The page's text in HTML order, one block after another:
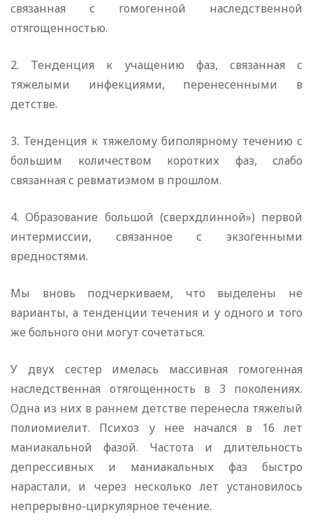
связанная с гомогенной наследственной
отягощенностью.
2. Тенденция к учащению фаз, связанная с
тяжелыми инфекциями, перенесенными в
детстве.
3. Тенденция к тяжелому биполярному течению с
большим количеством коротких фаз, слабо
связанная с ревматизмом в прошлом.
4. Образование большой (сверхдлинной») первой
интермиссии, связанное с экзогенными
вредностями.
Мы вновь подчеркиваем, что выделены не
варианты, а тенденции течения и у одного и того
же больного они могут сочетаться.
У двух сестер имелась массивная гомогенная
наследственная отягощенность в 3 поколениях.
Одна из них в раннем детстве перенесла тяжелый
полиомиелит. Психоз у нее начался в 16 лет
маниакальной фазой. Частота и длительность
депрессивных и маниакальных фаз быстро
нарастали, и через несколько лет установилось
непрерывно-циркулярное течение.